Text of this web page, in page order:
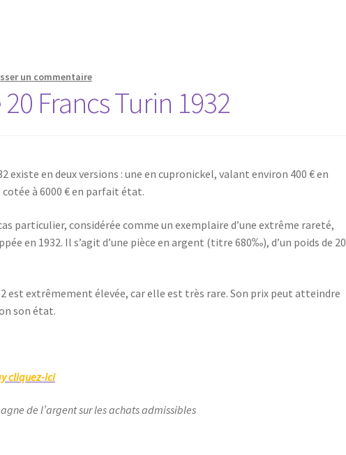
un commentaire
Francs Turin 1932
existe en deux versions : une en cupronickel, valant environ 400 € en
à 6000 € en parfait état.
particulier, considérée comme un exemplaire d’une extrême rareté,
en 1932. Il s’agit d’une pièce en argent (titre 680‰), d’un poids de 20
est extrêmement élevée, car elle est très rare. Son prix peut atteindre
son état.
cliquez-ici
de l’argent sur les achats admissibles